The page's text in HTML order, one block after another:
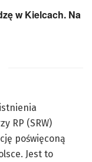
w Kielcach. Na
RP (SRW)
poświęconą
Jest to